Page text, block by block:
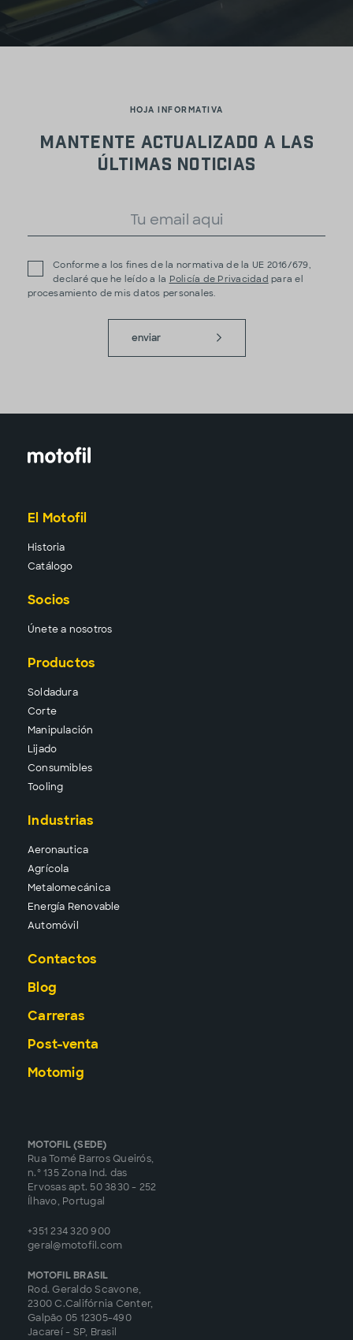
HOJA INFORMATIVA
Mantente actualizado a las
últimas noticias
Conforme a los fines de la normativa de la UE 2016/679,
declaré que he leído a la Policía de Privacidad para el
procesamiento de mis datos personales.
enviar
El Motofil
Historia
Catálogo
Socios
Únete a nosotros
Productos
Soldadura
Corte
Manipulación
Lijado
Consumibles
Tooling
Industrias
Aeronautica
Agrícola
Metalomecánica
Energía Renovable
Automóvil
Contactos
Blog
Carreras
Post-venta
Motomig
MOTOFIL (SEDE)
Rua Tomé Barros Queirós,
n.º 135 Zona Ind. das
Ervosas apt. 50 3830 - 252
Ílhavo, Portugal
+351 234 320 900
geral@motofil.com
MOTOFIL BRASIL
Rod. Geraldo Scavone,
2300 C.Califórnia Center,
Galpão 05 12305-490
Jacareí - SP, Brasil